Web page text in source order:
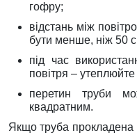
гофру;
відстань між
бути менше, ніж 50
під час
повітря – утеплюйте
перетин труби
квадратним.
Якщо труба прокладена